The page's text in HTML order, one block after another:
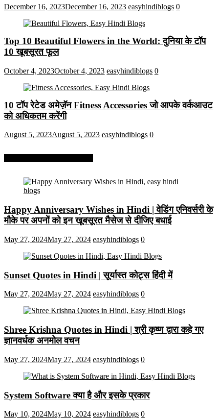
December 16, 2023December 16, 2023 easyhindiblogs 0
Top 10 Beautiful Flowers in the World: दुनिया के टॉप
10 खूबसूरत फूल
October 4, 2023October 4, 2023 easyhindiblogs 0
10 टॉप रेटेड अमेज़ॅन Fitness Accessories जो आपके वर्कआउट
को अधिकतम करेंगी
August 5, 2023August 5, 2023 easyhindiblogs 0
Happy Anniversary Wishes in Hindi | वेडिंग एनिवर्सरी के
मौके पर अपनों को इन खूबसूरत मैसेज से दीजिए बधाई
May 27, 2024May 27, 2024 easyhindiblogs 0
Sunset Quotes in Hindi | सूर्यास्त कोट्स हिंदी में
May 27, 2024May 27, 2024 easyhindiblogs 0
Shree Krishna Quotes in Hindi | श्री कृष्ण द्वारा कहे गए
ज्ञानवर्धक अनमोल वचन
May 27, 2024May 27, 2024 easyhindiblogs 0
System Software क्या है और इसके प्रकार
May 10, 2024May 10, 2024 easyhindiblogs 0